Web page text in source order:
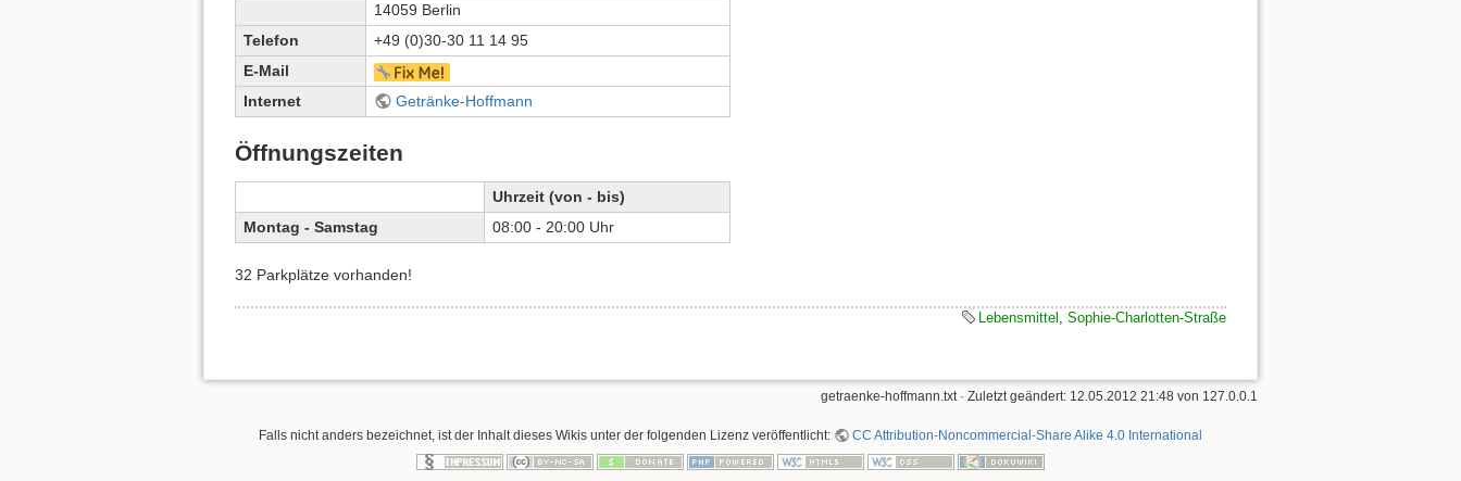
14059 Berlin
Telefon
+49 (0)30-30 11 14 95
E-Mail
Internet
Getränke-Hoffmann
Öffnungszeiten
Uhrzeit (von - bis)
Montag - Samstag
08:00 - 20:00 Uhr
32 Parkplätze vorhanden!
Lebensmittel , Sophie-Charlotten-Straße
getraenke-hoffmann.txt · Zuletzt geändert: 12.05.2012 21:48 von 127.0.0.1
Falls nicht anders bezeichnet, ist der Inhalt dieses Wikis unter der folgenden Lizenz veröffentlicht: CC Attribution-Noncommercial-Share Alike 4.0 International